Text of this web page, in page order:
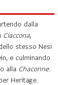
dalla
Ciaccona,
stesso Nesi
e culminando
alla Chaconne.
Heritage.